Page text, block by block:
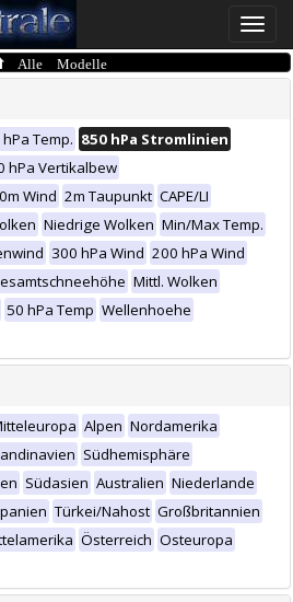
Toggle
Alle Modelle
Temp. 850 hPa Stromlinien
hPa Vertikalbew
Wind 2m Taupunkt CAPE/LI
Niedrige Wolken Min/Max Temp.
300 hPa Wind 200 hPa Wind
Mittl. Wolken
50 hPa Temp Wellenhoehe
Alpen Nordamerika
Südhemisphäre
Südasien Australien Niederlande
Türkei/Nahost Großbritannien
Österreich Osteuropa